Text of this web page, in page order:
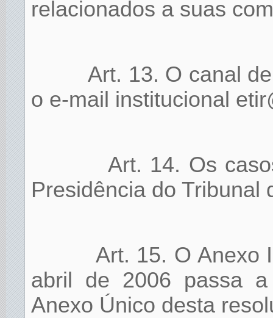
relacionados a suas
Art. 13. O canal
o e-mail institucional
Art. 14. Os
Presidência do Tribunal
Art. 15. O Anexo
abril de 2006 passa
Anexo Único desta